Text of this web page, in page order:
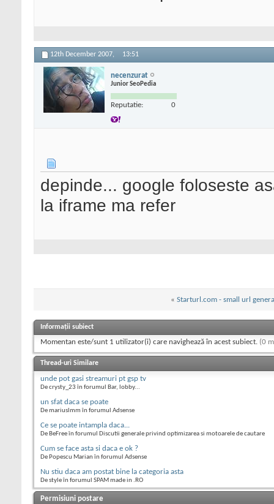
12th December 2007, 13:51
necenzurat
Junior SeoPedia
Reputatie: 0
depinde... google foloseste
la iframe ma refer
« Starturl.com - small url
Informații subiect
Momentan este/sunt 1 utilizator(i) care navighează în acest subiect. (0
Thread-uri Similare
unde pot gasi streamuri pt gsp tv
De crysty_23 în forumul Bar, lobby...
un sfat daca se poate
De mariuslmm în forumul Adsense
Ce se poate intampla daca...
De BeFree în forumul Discutii generale privind optimizarea si motoarele de cautare
Cum se face asta si daca e ok ?
De Popescu Marian în forumul Adsense
Nu stiu daca am postat bine la categoria asta
De style în forumul SPAM made in .RO
Permisiuni postare